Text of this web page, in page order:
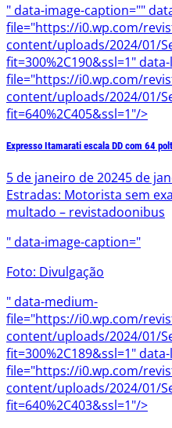
" data-image-caption=""
file="https://i0.wp.com/
content/uploads/2024/01/
fit=300%2C190&ssl=1"
file="https://i0.wp.com/
content/uploads/2024/01/
fit=640%2C405&ssl=1"/>
Expresso Itamarati escala DD com 64
5 de janeiro de 20245 de
Estradas: Motorista sem
multado – revistadoonibus
" data-image-caption="
Foto: Divulgação
" data-medium-
file="https://i0.wp.com/
content/uploads/2024/01/
fit=300%2C189&ssl=1"
file="https://i0.wp.com/
content/uploads/2024/01/
fit=640%2C403&ssl=1"/>